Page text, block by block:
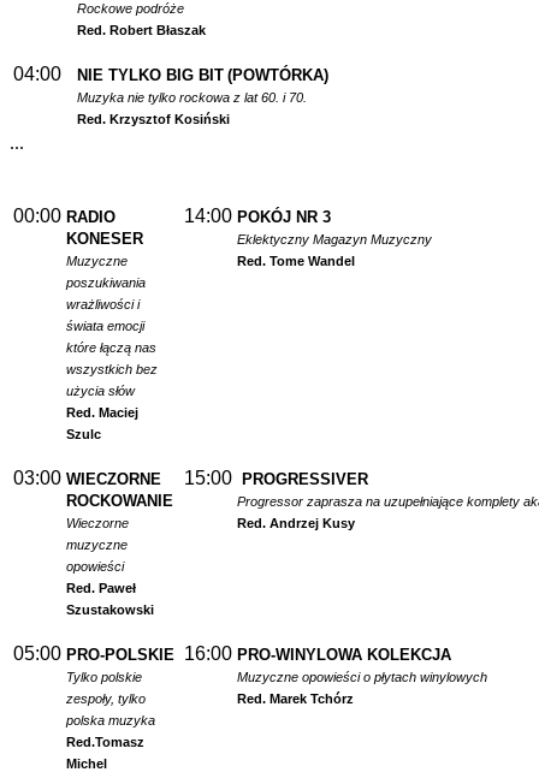
Rockowe podróże
Red. Robert Błaszak
04:00 NIE TYLKO BIG BIT (POWTÓRKA)
Muzyka nie tylko rockowa z lat 60. i 70.
Red. Krzysztof Kosiński
...
00:00 RADIO
KONESER
Muzyczne
poszukiwania
wrażliwości i
świata emocji
które łączą nas
wszystkich bez
użycia słów
Red. Maciej
Szulc
14:00 POKÓJ NR 3
Eklektyczny Magazyn Muzyczny
Red. Tome Wandel
03:00 WIECZORNE
ROCKOWANIE
Wieczorne
muzyczne
opowieści
Red. Paweł
Szustakowski
15:00 PROGRESSIVER
Progressor zaprasza na uzupełniające komplety
Red. Andrzej Kusy
05:00 PRO-POLSKIE
Tylko polskie
zespoły, tylko
polska muzyka
Red.Tomasz
Michel
16:00 PRO-WINYLOWA KOLEKCJA
Muzyczne opowieści o płytach winylowych
Red. Marek Tchórz